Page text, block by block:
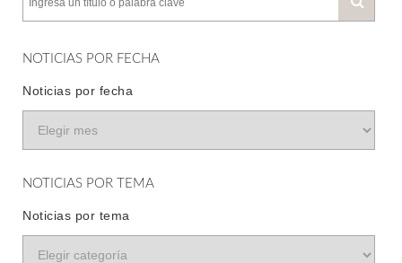
NOTICIAS POR FECHA
Noticias por fecha
NOTICIAS POR TEMA
Noticias por tema